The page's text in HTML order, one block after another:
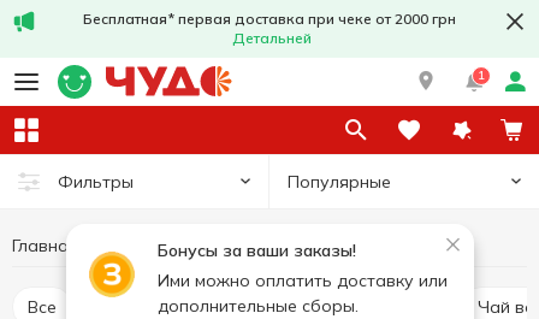
Бесплатная* первая доставка при чеке от 2000 грн
Детальней
1
Фильтры Популярные
Бонусы за ваши заказы!
Ими можно оплатить доставку или
дополнительные сборы.
Главная Горячие напитки Чай Чай рассыпной
Все Чай пакетированный Чай рассыпной Чай